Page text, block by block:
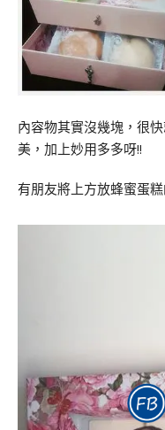
內容物其實沒幾塊，很
美，加上妙用多多呀!!
有朋友將上方放蜂蜜蛋